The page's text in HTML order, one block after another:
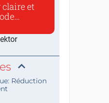
et
Réduction